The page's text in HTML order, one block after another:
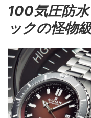
100気圧防
ックの怪物